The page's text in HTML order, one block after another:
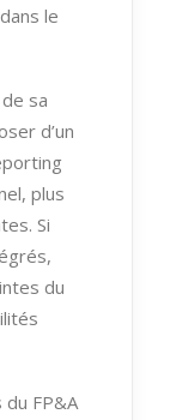
le
sa
d’un
plus
Si
du
FP&A